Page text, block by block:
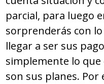
parcial, para luego
sorprenderás con
llegar a ser sus
simplemente lo que
son sus planes.